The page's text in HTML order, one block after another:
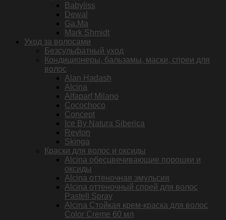
Babyliss
Dewal
Ga.Ma
Mark Shmidt
Уход за волосами
Безсульфатный уход
Кондиционеры, бальзамы, маски, спреи для
волос
Alan Hadash
Alcina
Alfaparf Milano
Cocochoco
Concept
Ice By Natura Siberica
Revlon
Skinga
Краски для волос и оксиды
Alcina обесцвечивающие порошки и
оксиды
Alcina оттеночная эмульсия
Alcina оттеночный спрей для волос
Pastell Spray
Alcina Стойкая крем-краска для волос
Color Creme 60 мл